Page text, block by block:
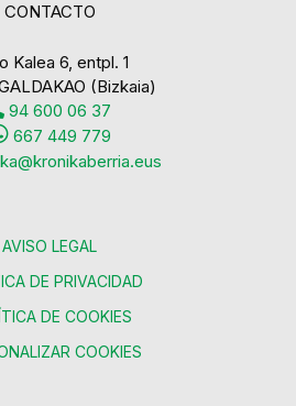
CONTACTO
Kalea 6, entpl. 1
(Bizkaia)
94 600 06 37
667 449 779
AVISO LEGAL
DE PRIVACIDAD
DE COOKIES
COOKIES